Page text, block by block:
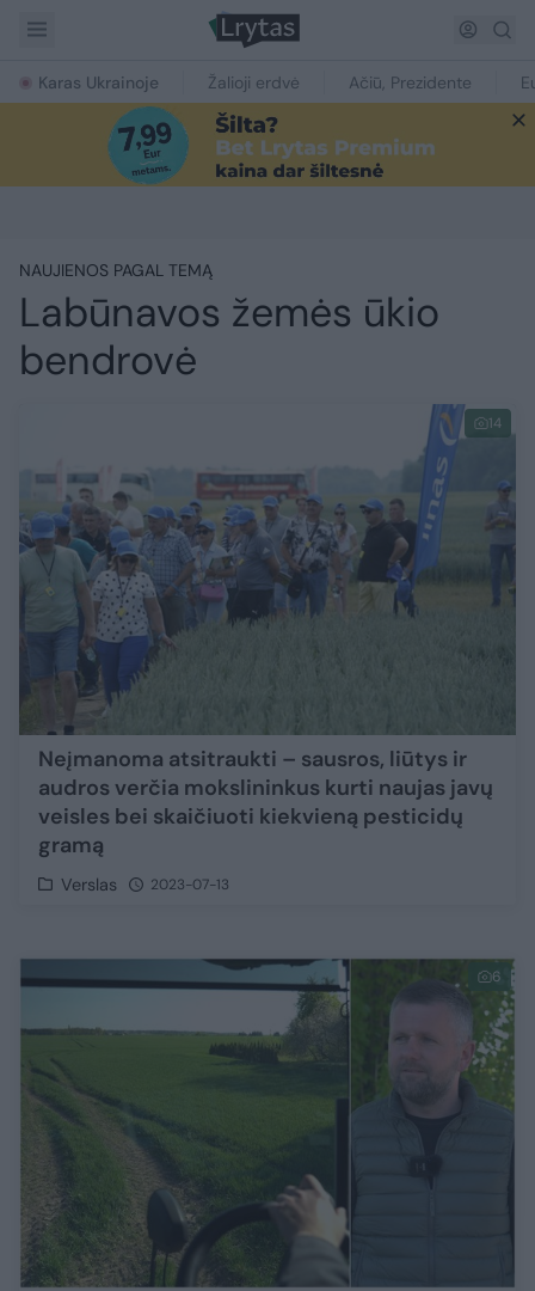
Karas Ukrainoje Žalioji erdvė Ačiū, Prezidente
NAUJIENOS PAGAL TEMĄ
Labūnavos žemės ūkio
bendrovė
14
Neįmanoma atsitraukti – sausros, liūtys ir
audros verčia mokslininkus kurti naujas javų
veisles bei skaičiuoti kiekvieną pesticidų
gramą
Verslas 2023-07-13
6